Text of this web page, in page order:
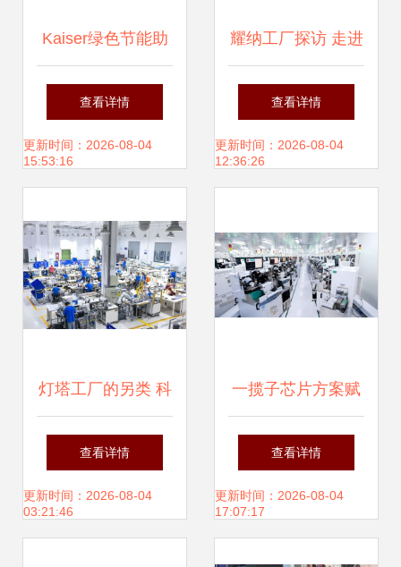
Kaiser绿色节能助
力双控创新，庆东
纳碧安新工厂顺利
查看详情
更新时间：2026-08-04
15:53:16
耀纳工厂探访 走进
纳沃盖森电子科技
的匠心与创新
查看详情
更新时间：2026-08-04
12:36:26
灯塔工厂的另类 科
技公司阿里与它的
犀牛工厂
查看详情
更新时间：2026-08-04
03:21:46
一揽子芯片方案赋
能家电升级——群
芯微电子助力企业
查看详情
更新时间：2026-08-04
17:07:17